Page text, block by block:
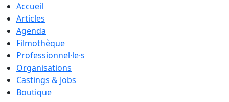
Accueil
Articles
Agenda
Filmothèque
Professionnel·le·s
Organisations
Castings & Jobs
Boutique